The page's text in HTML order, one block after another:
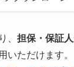
、 担保・保証
いただけます。